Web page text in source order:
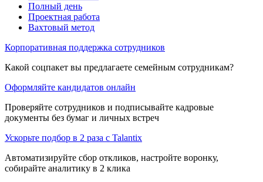
Полный день
Проектная работа
Вахтовый метод
Корпоративная поддержка сотрудников
Какой соцпакет вы предлагаете семейным сотрудникам?
Оформляйте кандидатов онлайн
Проверяйте сотрудников и подписывайте кадровые
документы без бумаг и личных встреч
Ускорьте подбор в 2 раза с Talantix
Автоматизируйте сбор откликов, настройте воронку,
собирайте аналитику в 2 клика